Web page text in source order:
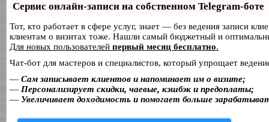
Сервис онлайн-записи на собственном Telegram-боте
Тот, кто работает в сфере услуг, знает — без ведения записи
клиентам о визитах тоже. Нашли самый бюджетный и
Для новых пользователей первый месяц бесплатно.
Чат-бот для мастеров и специалистов, который упрощает
— Сам записывает клиентов и напоминает им о визите;
— Персонализирует скидки, чаевые, кэшбэк и предоплаты;
— Увеличивает доходимость и помогает больше